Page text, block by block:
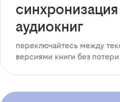
аудиокниг
переключайтесь между
версиями книги без